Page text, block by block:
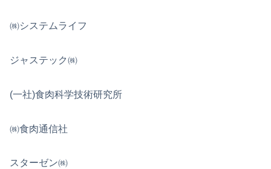
㈱システムライフ
ジャステック㈱
(一社)食肉科学技術研究所
㈱食肉通信社
スターゼン㈱